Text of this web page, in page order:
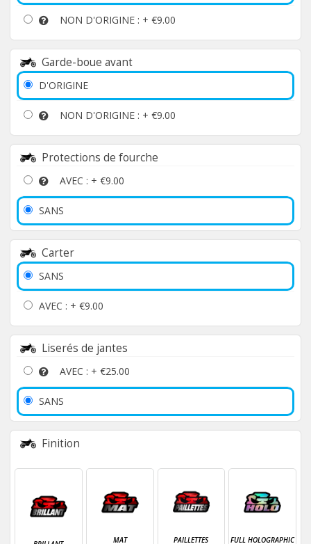
NON D'ORIGINE : + €9.00
Garde-boue avant
D'ORIGINE
NON D'ORIGINE : + €9.00
Protections de fourche
AVEC : + €9.00
SANS
Carter
SANS
AVEC : + €9.00
Liserés de jantes
AVEC : + €25.00
SANS
Finition
MAT
PAILLETTES
FULL HOLOGRAPHIC